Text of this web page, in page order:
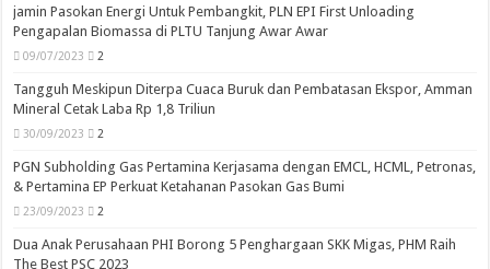
jamin Pasokan Energi Untuk Pembangkit, PLN EPI First Unloading
Pengapalan Biomassa di PLTU Tanjung Awar Awar
09/07/2023 2
Tangguh Meskipun Diterpa Cuaca Buruk dan Pembatasan Ekspor, Amman
Mineral Cetak Laba Rp 1,8 Triliun
30/09/2023 2
PGN Subholding Gas Pertamina Kerjasama dengan EMCL, HCML, Petronas,
& Pertamina EP Perkuat Ketahanan Pasokan Gas Bumi
23/09/2023 2
Dua Anak Perusahaan PHI Borong 5 Penghargaan SKK Migas, PHM Raih
The Best PSC 2023